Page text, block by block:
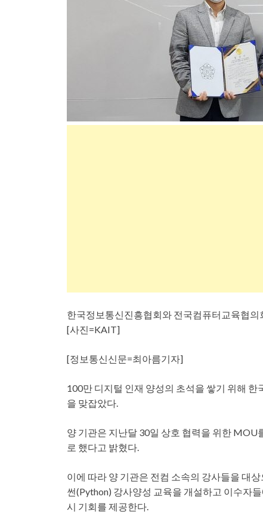
한국정보통신진흥협회와 전국컴퓨터교육협
[사진=KAIT]
[정보통신신문=최아름기자]
100만 디지털 인재 양성의 초석을 쌓기 위해
을 맞잡았다.
양 기관은 지난달 30일 상호 협력을 위한 MOU
로 했다고 밝혔다.
이에 따라 양 기관은 전컴 소속의 강사들을 대
썬(Python) 강사양성 교육을 개설하고 이수자
시 기회를 제공한다.